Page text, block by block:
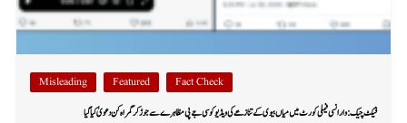
Fact Check
Featured
Misleading
فیکٹ چیک: وارانسی فیملی کورٹ میں میاں بیوی کے تنازعے کی ویڈیو کو سی جے پی مظاہرے سے جوڑ کر گمراہ کن دعویٰ کیا گیا